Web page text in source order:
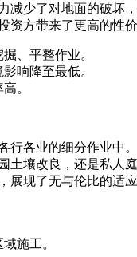
减少了对地面的破坏
资方带来了更高的性价
、平整作业。
响降至最低。
。
行各业的细分作业中
土壤改良，还是私人
展现了无与伦比的适应
施工。